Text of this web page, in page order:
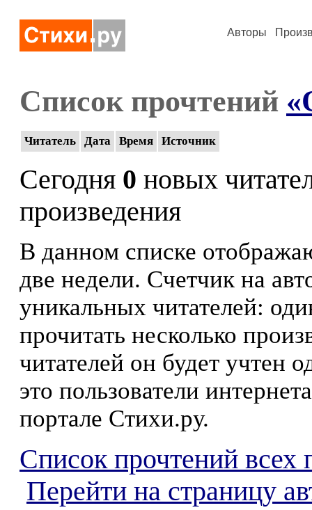
Авторы
Список прочтений
Читатель Дата Время Источник
Сегодня 0 новых
произведения
В данном списке
две недели. Счетчик на
уникальных читателей:
прочитать несколько
читателей он будет учтен
это пользователи
портале Стихи.ру.
Список прочтений всех
Перейти на страницу